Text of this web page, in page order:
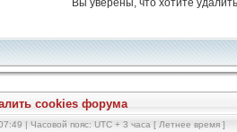
Вы уверены, что хотите
cookies форума
| Часовой пояс: UTC + 3 часа [ Летнее время ]